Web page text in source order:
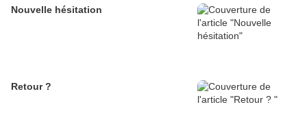
Nouvelle hésitation
Retour ?